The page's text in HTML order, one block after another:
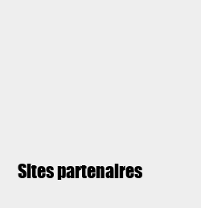
Sites partenaires